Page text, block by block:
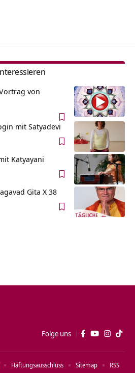
von
mit Satyadevi
Katyayani
Gita X 38
Folge uns
Haftungsausschluss Sitemap RSS